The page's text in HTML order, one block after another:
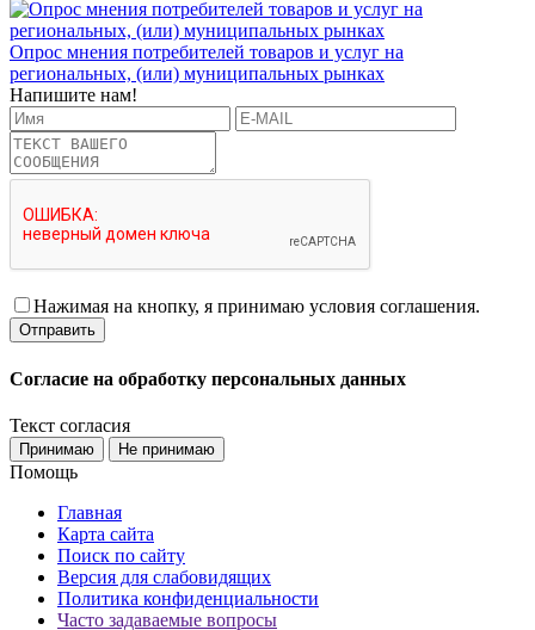
Опрос мнения потребителей товаров и услуг на
региональных, (или) муниципальных рынках
Напишите нам!
Нажимая на кнопку, я принимаю условия соглашения.
Согласие на обработку персональных данных
Текст согласия
Принимаю Не принимаю
Помощь
Главная
Карта сайта
Поиск по сайту
Версия для слабовидящих
Политика конфиденциальности
Часто задаваемые вопросы